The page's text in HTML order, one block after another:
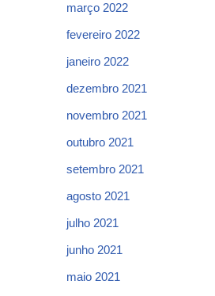
março 2022
fevereiro 2022
janeiro 2022
dezembro 2021
novembro 2021
outubro 2021
setembro 2021
agosto 2021
julho 2021
junho 2021
maio 2021